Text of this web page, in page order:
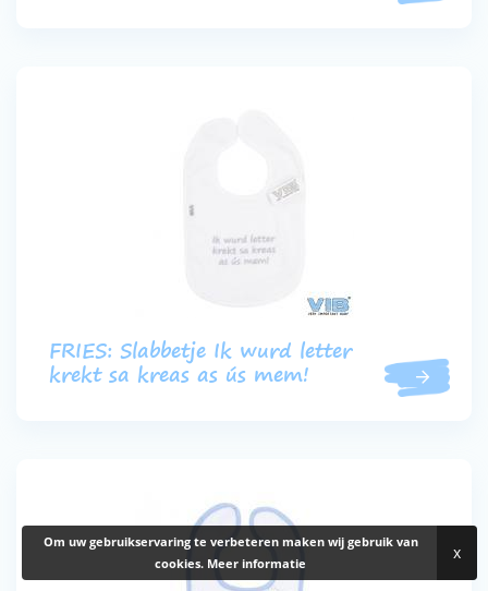
Om uw gebruikservaring te verbeteren maken wij gebruik van
cookies. Meer informatie
x
FRIES: Slabbetje Ik wurd letter
krekt sa kreas as ús mem!